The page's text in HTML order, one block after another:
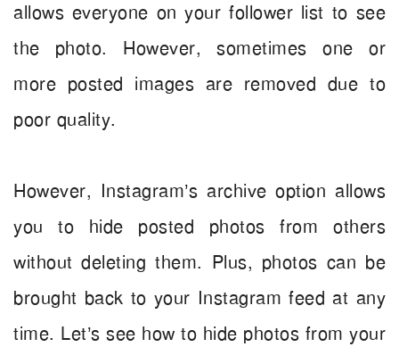
allows everyone on your follower list to see
the photo. However, sometimes one or
more posted images are removed due to
poor quality.
However, Instagram’s archive option allows
you to hide posted photos from others
without deleting them. Plus, photos can be
brought back to your Instagram feed at any
time. Let’s see how to hide photos from your